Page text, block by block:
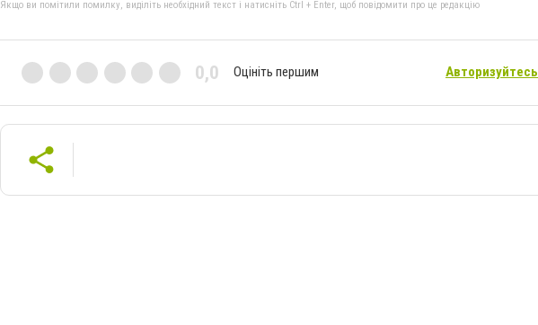
Якщо ви помітили помилку, виділіть необхідний текст і натисніть Ctrl + Enter, щоб повідомити про це редакцію
0,0 Оцініть першим Авторизуйтесь